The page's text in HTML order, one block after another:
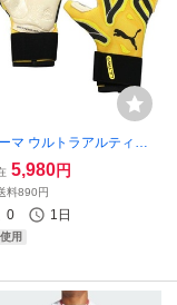
マ ウルトラアルティメ
トハイブリッド サッカー
ーパーグローブ 9号 イエロ
/ブラック ULTRA ULTIMAT
グローブ ゴールキーパ
5,980円
料890円
0 1日
用